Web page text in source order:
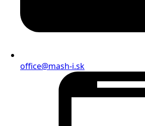
office@mash-i.sk